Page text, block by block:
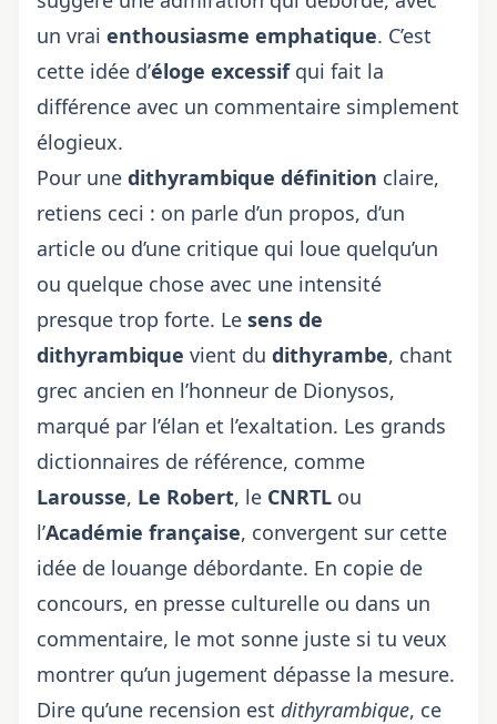
un vrai enthousiasme emphatique. C’est
cette idée d’éloge excessifqui fait la
différence avec un commentaire simplement
élogieux.
Pour une dithyrambique définition claire,
retiens ceci : on parle d’un propos, d’un
article ou d’une critique qui loue quelqu’un
ou quelque chose avec une intensité
presque trop forte. Le sens de
dithyrambique vient du dithyrambe, chant
grec ancien en l’honneur de Dionysos,
marqué par l’élan et l’exaltation. Les grands
dictionnaires de référence, comme
Larousse, Le Robert, le CNRTL ou
l’Académie française, convergent sur cette
idée de louange débordante. En copie de
concours, en presse culturelle ou dans un
commentaire, le mot sonne juste si tu veux
montrer qu’un jugement dépasse la mesure.
Dire qu’une recension est dithyrambique, ce